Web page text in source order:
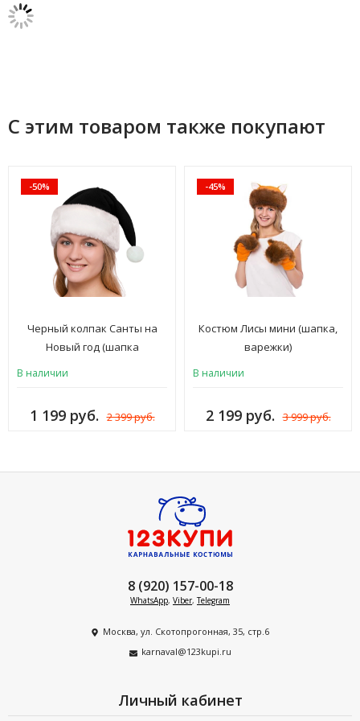
С этим товаром также покупают
-50%
Черный колпак Санты на
Новый год (шапка
мужчин и женщин, флис, иск.
В наличии
1 199 руб. 2 399 руб.
-45%
Костюм Лисы мини (шапка,
варежки)
В наличии
2 199 руб. 3 999 руб.
8 (920) 157-00-18
WhatsApp, Viber,Telegram
Москва, ул. Скотопрогонная, 35, стр.6
karnaval@123kupi.ru
Личный кабинет